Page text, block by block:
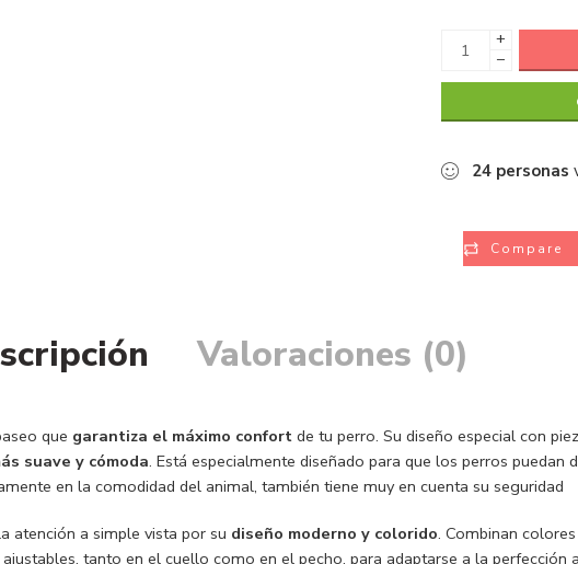
+
−
24 personas
Compare
Valoraciones (0)
que garantiza el máximo confort de tu perro. Su diseño especial con
suave y cómoda. Está especialmente diseñado para que los perros puedan
en la comodidad del animal, también tiene muy en cuenta su seguridad
atención a simple vista por su diseño moderno y colorido. Combinan
tanto en el cuello como en el pecho, para adaptarse a la perfección